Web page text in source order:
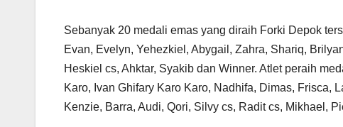
Sebanyak 20 medali emas yang diraih Forki Depok
Evan, Evelyn, Yehezkiel, Abygail, Zahra, Shariq,
Heskiel cs, Ahktar, Syakib dan Winner. Atlet peraih
Karo, Ivan Ghifary Karo Karo, Nadhifa, Dimas, Frisca,
Kenzie, Barra, Audi, Qori, Silvy cs, Radit cs, Mikhael,